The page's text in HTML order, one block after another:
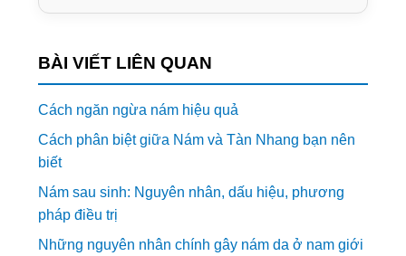
BÀI VIẾT LIÊN QUAN
Cách ngăn ngừa nám hiệu quả
Cách phân biệt giữa Nám và Tàn Nhang bạn nên
biết
Nám sau sinh: Nguyên nhân, dấu hiệu, phương
pháp điều trị
Những nguyên nhân chính gây nám da ở nam giới